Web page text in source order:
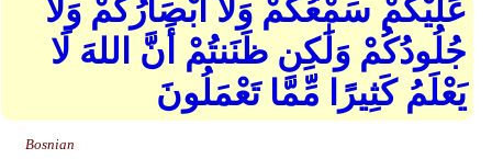
عَلَيْكُمْ سَمْعُكُمْ وَلَا أَبْصَارُكُمْ وَلَا
جُلُودُكُمْ وَلَٰكِن ظَنَنتُمْ أَنَّ اللهَ لَا
يَعْلَمُ كَثِيرًا مِّمَّا تَعْمَلُونَ
Bosnian